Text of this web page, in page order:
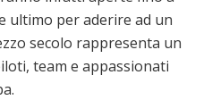
ultimo per aderire ad un
secolo rappresenta un
team e appassionati